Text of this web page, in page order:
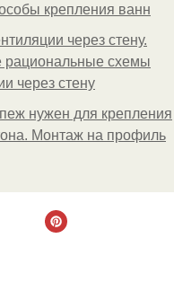
крепления ванн
через стену.
рациональные схемы
через стену
нужен для крепления
Монтаж на профиль